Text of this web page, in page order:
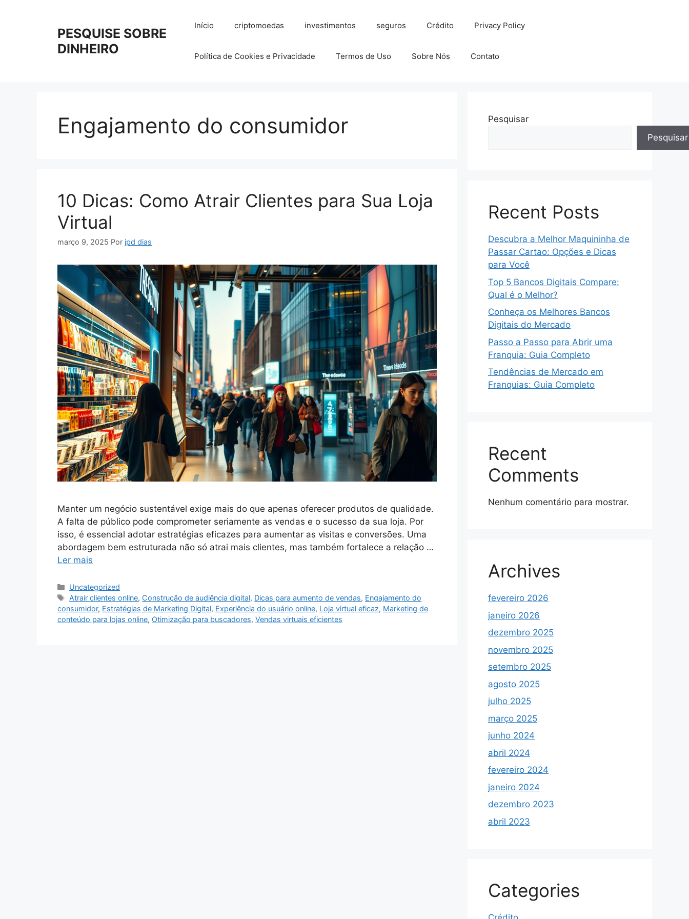
PESQUISE SOBRE
DINHEIRO
Início criptomoedas investimentos seguros Crédito Privacy Policy
Política de Cookies e Privacidade Termos de Uso Sobre Nós Contato
Engajamento do consumidor
10 Dicas: Como Atrair Clientes para Sua Loja
Virtual
março 9, 2025 Por jpd dias
Manter um negócio sustentável exige mais do que apenas oferecer produtos de qualidade.
A falta de público pode comprometer seriamente as vendas e o sucesso da sua loja. Por
isso, é essencial adotar estratégias eficazes para aumentar as visitas e conversões. Uma
abordagem bem estruturada não só atrai mais clientes, mas também fortalece a relação …
Ler mais
Categorias
Uncategorized
Tags
Atrair clientes online, Construção de audiência digital, Dicas para aumento de vendas, Engajamento do
consumidor, Estratégias de Marketing Digital, Experiência do usuário online, Loja virtual eficaz, Marketing de
conteúdo para lojas online, Otimização para buscadores, Vendas virtuais eficientes
Pesquisar
Pesquisar
Recent Posts
Descubra a Melhor Maquininha de
Passar Cartao: Opções e Dicas
para Você
Top 5 Bancos Digitais Compare:
Qual é o Melhor?
Conheça os Melhores Bancos
Digitais do Mercado
Passo a Passo para Abrir uma
Franquia: Guia Completo
Tendências de Mercado em
Franquias: Guia Completo
Recent
Comments
Nenhum comentário para mostrar.
Archives
fevereiro 2026
janeiro 2026
dezembro 2025
novembro 2025
setembro 2025
agosto 2025
julho 2025
março 2025
junho 2024
abril 2024
fevereiro 2024
janeiro 2024
dezembro 2023
abril 2023
Categories